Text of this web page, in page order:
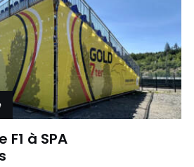
F1 à SPA